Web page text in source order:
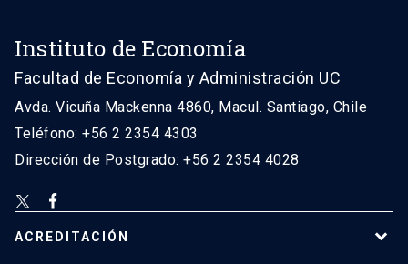
Instituto de Economía
Facultad de Economía y Administración UC
Avda. Vicuña Mackenna 4860, Macul. Santiago, Chile
Teléfono: +56 2 2354 4303
Dirección de Postgrado: +56 2 2354 4028
ACREDITACIÓN